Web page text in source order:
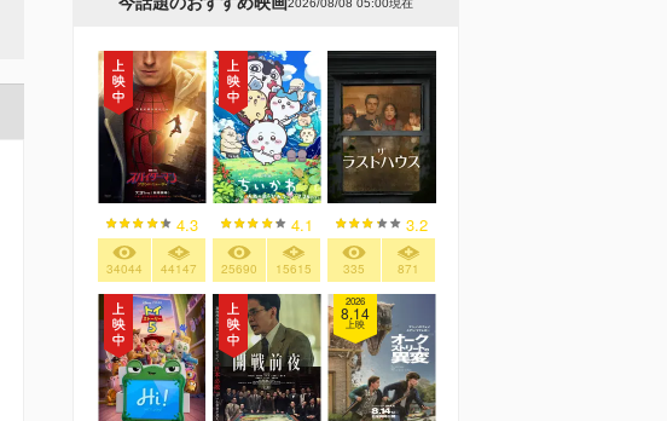
2026/08/08 05:00現在
4.3
34044 44147
4.1
25690 15615
3.2
335 871
2026
8.14
上映